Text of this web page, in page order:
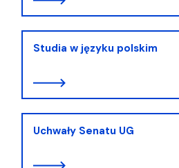
Studia w języku polskim
Uchwały Senatu UG